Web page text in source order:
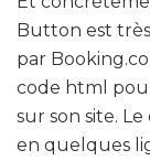
Button est
par
code html
sur son site.
en quelques